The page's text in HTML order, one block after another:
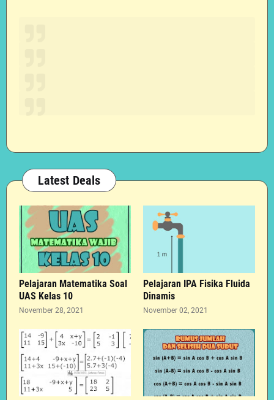
Latest Deals
Pelajaran Matematika Soal
UAS Kelas 10
November 28, 2021
Pelajaran IPA Fisika Fluida
Dinamis
November 02, 2021